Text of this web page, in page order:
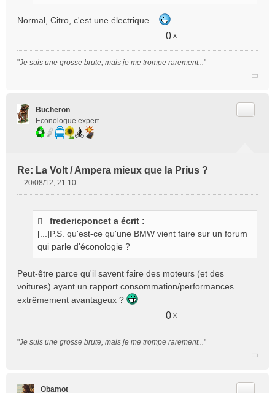
n
Normal, Citro, c'est une électrique...
0 x
"Je suis une grosse brute, mais je me trompe rarement..."
Bucheron
Econologue expert
Re: La Volt / Ampera mieux que la Prius ?
o
n
l
20/08/12, 21:10
fredericponcet a écrit :
[...]P.S. qu'est-ce qu'une BMW vient faire sur un forum
qui parle d'éconologie ?
Peut-être parce qu'il savent faire des moteurs (et des
voitures) ayant un rapport consommation/performances
extrêmement avantageux ?
0 x
"Je suis une grosse brute, mais je me trompe rarement..."
Obamot